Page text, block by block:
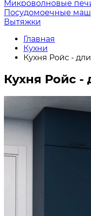
Микроволновые
Посудомоечные
Вытяжки
Главная
Кухни
Кухня Ройс -
Кухня Ройс -